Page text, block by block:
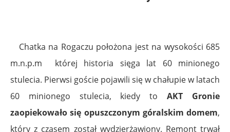
Chatka na Rogaczu położona jest na wysokości 685
m.n.p.m której historia sięga lat 60 minionego
stulecia. Pierwsi goście pojawili się w chałupie w latach
60 minionego stulecia, kiedy toAKT Gronie
zaopiekowało się opuszczonym góralskim domem,
który z czasem został wydzierżawiony. Remont trwał